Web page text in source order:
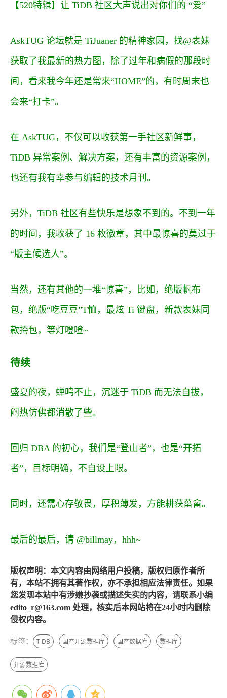
【520特辑】让 TiDB 社区大声说出对你们的 “爱”
AskTUG 论坛就是 TiJuaner 的精神家园，找@表妹
获取了我最新的热力图，除了过年和病假的那段时
间，看来我今年还是常来“HOME”的，有时周末也
会来“打卡”。
在 AskTUG，不仅可以收获第一手社区新鲜事，
TiDB 异常案例、解决方案，还有丰富的资源案例 ，
也还有我有幸参与编辑的技术月刊 。
另外，TiDB 社区有些快乐是想象不到的。不到一年
的时间，我收获了 16 枚徽章，其中最惊喜的莫过于
“版主候选人”。
当然，还有其他的一堆“惊喜”，比如，绝版帆布
包，绝版“吃豆豆”T恤，最炫 Ti 键盘，新款表妹同
款挎包，等灯噔噔~
待续
盛夏的夜，蝉鸣不止，沉迷于 TiDB 而无法自拔，
闷热仿佛都消散了些。
回归 DBA 的初心，我们是“登山者”，也是“开拓
者”，目标明确，不自设上限。
同时，还需心存敬畏，厚积薄发，方能耕获菑畲。
最后的最后，请 @billmay，hhh~
版权声明：本文内容由网络用户投稿，版权归原作者所
有，本站不拥有其著作权，亦不承担相应法律责任。如果
您发现本站中有涉嫌抄袭或描述失实的内容，请联系小编
edito_r@163.com 处理，核实后本网站将在24小时内删除
侵权内容。
标签： TiDB 国产开源数据库 国产数据库 数据库
开源数据库